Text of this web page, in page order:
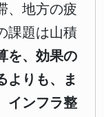
、地方の疲
課題は山積
を、効果の
よりも、ま
インフラ整